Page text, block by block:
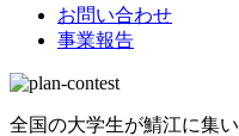
お問い合わせ
事業報告
全国の大学生が鯖江に集い